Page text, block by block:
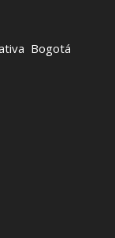
Bogotá